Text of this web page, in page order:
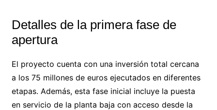
Detalles de la primera fase de
apertura
El proyecto cuenta con una inversión total cercana
a los 75 millones de euros ejecutados en diferentes
etapas. Además, esta fase inicial incluye la puesta
en servicio de la planta baja con acceso desde la